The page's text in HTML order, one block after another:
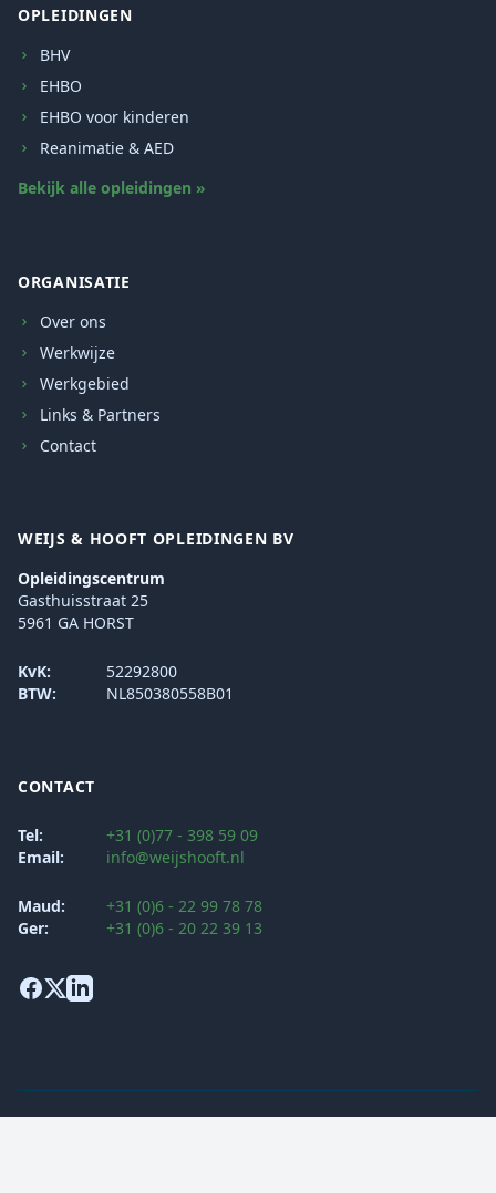
OPLEIDINGEN
BHV
EHBO
EHBO voor kinderen
Reanimatie & AED
Bekijk alle opleidingen »
ORGANISATIE
Over ons
Werkwijze
Werkgebied
Links & Partners
Contact
WEIJS & HOOFT OPLEIDINGEN BV
Opleidingscentrum
Gasthuisstraat 25
5961 GA HORST
KvK:
52292800
BTW:
NL850380558B01
CONTACT
Tel:
+31 (0)77 - 398 59 09
Email:
info@weijshooft.nl
Maud:
+31 (0)6 - 22 99 78 78
Ger:
+31 (0)6 - 20 22 39 13